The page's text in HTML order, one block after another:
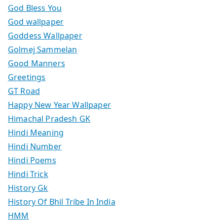
God Bless You
God wallpaper
Goddess Wallpaper
Golmej Sammelan
Good Manners
Greetings
GT Road
Happy New Year Wallpaper
Himachal Pradesh GK
Hindi Meaning
Hindi Number
Hindi Poems
Hindi Trick
History Gk
History Of Bhil Tribe In India
HMM